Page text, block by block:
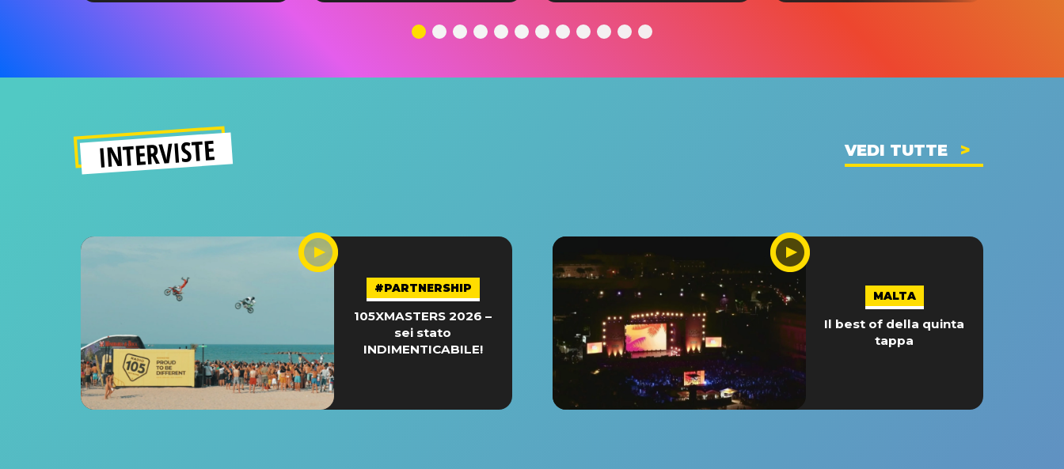
INTERVISTE VEDI TUTTE
#PARTNERSHIP
105XMASTERS 2026 –
sei stato
INDIMENTICABILE!
MALTA
Il best of della quinta
tappa